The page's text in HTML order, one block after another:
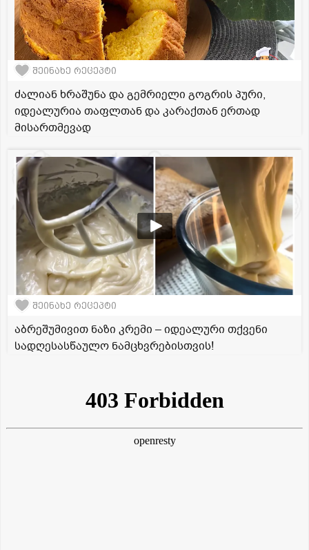
შეინახე რეცეპტი
ძალიან ხრაშუნა და გემრიელი გოგრის პური,
იდეალურია თაფლთან და კარაქთან ერთად
მისართმევად
შეინახე რეცეპტი
აბრეშუმივით ნაზი კრემი – იდეალური თქვენი
სადღესასწაულო ნამცხვრებისთვის!